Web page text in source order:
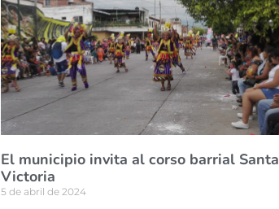
El municipio invita al corso barrial Santa
Victoria
5 de abril de 2024